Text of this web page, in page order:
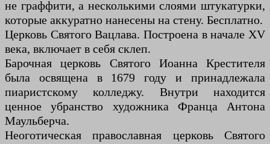
не граффити, а несколькими слоями штукатурки,
которые аккуратно нанесены на стену. Бесплатно.
Церковь Святого Вацлава. Построена в начале XV
века, включает в себя склеп.
Барочная церковь Святого Иоанна Крестителя
была освящена в 1679 году и принадлежала
пиаристскому колледжу. Внутри находится
ценное убранство художника Франца Антона
Маульберча.
Неоготическая православная церковь Святого